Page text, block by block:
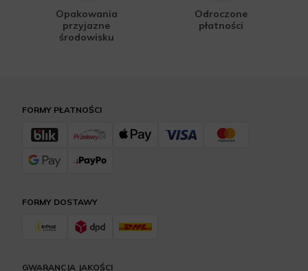
Opakowania
przyjazne
środowisku
Odroczone
płatności
FORMY DOSTAWY
FORMY PŁATNOŚCI
GWARANCJA JAKOŚCI